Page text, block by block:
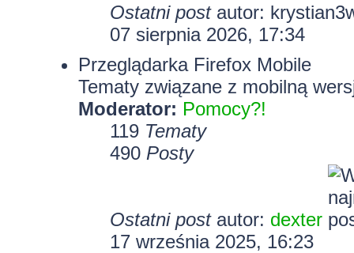
Ostatni postautor:
07 sierpnia 2026, 17:34
Przeglądarka Firefox Mobile
Tematy związane z mobilną
Moderator: Pomocy?!
119 Tematy
490 Posty
Ostatni postautor: dexter
17 września 2025, 16:23